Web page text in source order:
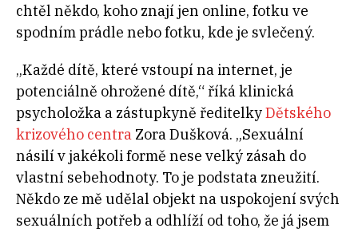
chtěl někdo, koho znají jen online, fotku ve
spodním prádle nebo fotku, kde je svlečený.
„Každé dítě, které vstoupí na internet, je
potenciálně ohrožené dítě,“ říká klinická
psycholožka a zástupkyně ředitelkyDětského
krizového centra Zora Dušková. „Sexuální
násilí v jakékoli formě nese velký zásah do
vlastní sebehodnoty. To je podstata zneužití.
Někdo ze mě udělal objekt na uspokojení svých
sexuálních potřeb a odhlíží od toho, že já jsem